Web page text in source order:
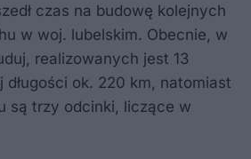
czas na budowę kolejnych
w woj. lubelskim. Obecnie, w
realizowanych jest 13
długości ok. 220 km, natomiast
są trzy odcinki, liczące w